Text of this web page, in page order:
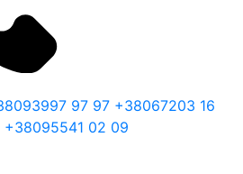
093997 97 97 +38067203 16
+38095541 02 09